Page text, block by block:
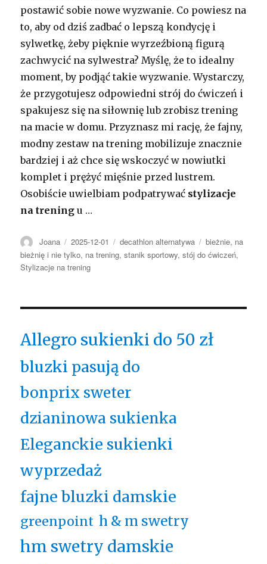
postawić sobie nowe wyzwanie. Co powiesz na
to, aby od dziś zadbać o lepszą kondycję i
sylwetkę, żeby pięknie wyrzeźbioną figurą
zachwycić na sylwestra? Myślę, że to idealny
moment, by podjąć takie wyzwanie. Wystarczy,
że przygotujesz odpowiedni strój do ćwiczeń i
spakujesz się na siłownię lub zrobisz trening
na macie w domu. Przyznasz mi rację, że fajny,
modny zestaw na trening mobilizuje znacznie
bardziej i aż chce się wskoczyć w nowiutki
komplet i prężyć mięśnie przed lustrem.
Osobiście uwielbiam podpatrywać stylizacje
na trening u …
Autor
Joana Opublikowano
2025-12-01 Kategorie
decathlon alternatywa Tagi
bieżnie, na
bieżnię i nie tylko, na trening,stanik sportowy,stój do ćwiczeń,
Stylizacje na trening
Allegro sukienki do 50 zł
bluzki pasują do
bonprix sweter
dzianinowa sukienka
Eleganckie sukienki
wyprzedaż
fajne bluzki damskie
greenpoint h & m swetry
hm swetry damskie